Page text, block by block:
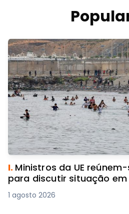
I. Ministros da UE
para discutir situação
1 agosto 2026